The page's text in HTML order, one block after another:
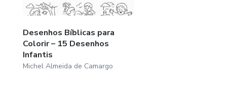
Desenhos Bíblicas para
Colorir – 15 Desenhos
Infantis
Michel Almeida de Camargo